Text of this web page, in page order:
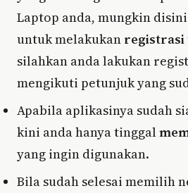
Laptop anda, mungkin
untuk melakukan registrasi
silahkan anda lakukan
mengikuti petunjuk yang
Apabila aplikasinya sudah
kini anda hanya tinggal
yang ingin digunakan.
Bila sudah selesai memilih